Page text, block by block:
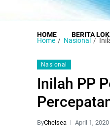
HOME BERITA
Home Nasional
Nasional
Inilah PP
ByChelsea April 1, 2020